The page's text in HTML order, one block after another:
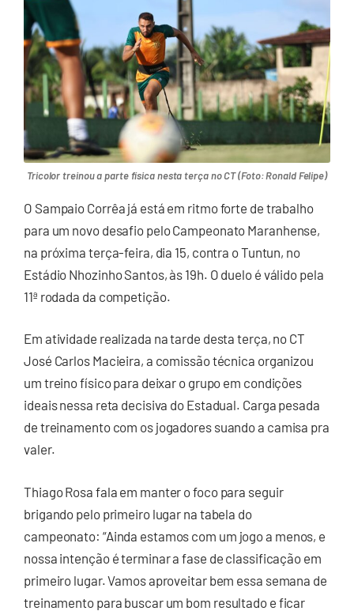
Tricolor treinou a parte física nesta terça no CT (Foto: Ronald Felipe)
O Sampaio Corrêa já está em ritmo forte de trabalho
para um novo desafio pelo Campeonato Maranhense,
na próxima terça-feira, dia 15, contra o Tuntun, no
Estádio Nhozinho Santos, às 19h. O duelo é válido pela
11ª rodada da competição.
Em atividade realizada na tarde desta terça, no CT
José Carlos Macieira, a comissão técnica organizou
um treino físico para deixar o grupo em condições
ideais nessa reta decisiva do Estadual. Carga pesada
de treinamento com os jogadores suando a camisa pra
valer.
Thiago Rosa fala em manter o foco para seguir
brigando pelo primeiro lugar na tabela do
campeonato: “Ainda estamos com um jogo a menos, e
nossa intenção é terminar a fase de classificação em
primeiro lugar. Vamos aproveitar bem essa semana de
treinamento para buscar um bom resultado e ficar